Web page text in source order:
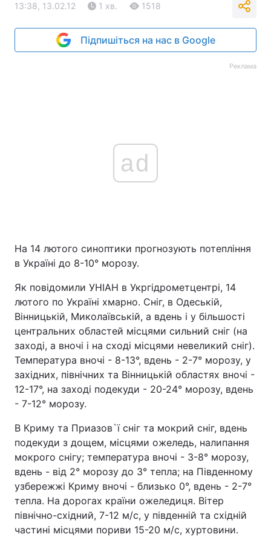
13:38, 13.02.12 1 хв. 1518
Підпишіться на нас в Google
Реклама
ad
На 14 лютого синоптики прогнозують потепління
в Україні до 8-10° морозу.
Як повідомили УНІАН в Укргідрометцентрі, 14
лютого по Україні хмарно. Сніг, в Одеській,
Вінницькій, Миколаївській, а вдень і у більшості
центральних областей місцями сильний сніг (на
заході, а вночі і на сході місцями невеликий сніг).
Температура вночі - 8-13°, вдень - 2-7° морозу, у
західних, північних та Вінницькій областях вночі -
12-17°, на заході подекуди - 20-24° морозу, вдень
- 7-12° морозу.
В Криму та Приазов`ї сніг та мокрий сніг, вдень
подекуди з дощем, місцями ожеледь, налипання
мокрого снігу; температура вночі - 3-8° морозу,
вдень - від 2° морозу до 3° тепла; на Південному
узбережжі Криму вночі - близько 0°, вдень - 2-7°
тепла. На дорогах країни ожеледиця. Вітер
північно-східний, 7-12 м/с, у південній та східній
частині місцями пориви 15-20 м/с, хуртовини.